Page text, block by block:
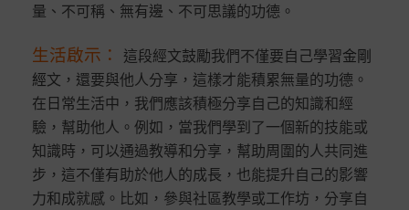
量、不可稱、無有邊、不可思議的功德。
生活啟示 ： 這段經文鼓勵我們不僅要自己學習金剛
經文，還要與他人分享，這樣才能積累無量的功德。
在日常生活中，我們應該積極分享自己的知識和經
驗，幫助他人。例如，當我們學到了一個新的技能或
知識時，可以通過教導和分享，幫助周圍的人共同進
步，這不僅有助於他人的成長，也能提升自己的影響
力和成就感。比如，參與社區教學或工作坊，分享自